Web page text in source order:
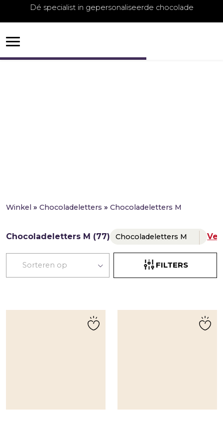
Dé specialist in gepersonaliseerde chocolade
Winkel » Chocoladeletters » Chocoladeletters M
Chocoladeletters M (77) Chocoladeletters M
FILTERS